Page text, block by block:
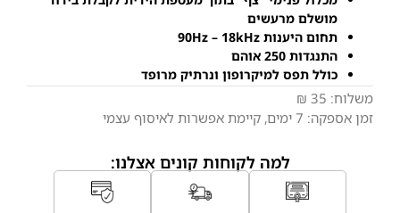
מושלם מרעשים
תחום היענות 90Hz – 18kHz
התנגדות 250 אוהם
כולל תפס למיקרופון ונרתיק מרופד
משלוח: 35 ₪
זמן אספקה: 7 ימים, קיימת אפשרות לאיסוף עצמי
למה לקוחות קונים אצלנו: